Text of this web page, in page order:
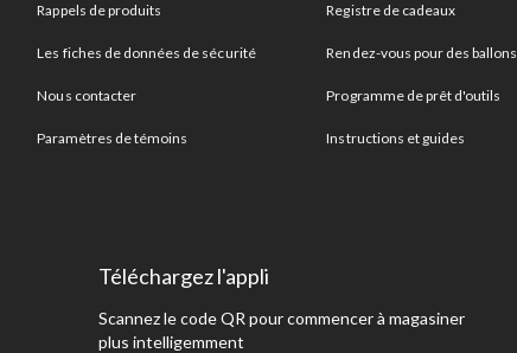
Rappels de produits
Les fiches de données de sécurité
Nous contacter
Paramètres de témoins
Registre de cadeaux
Rendez-vous pour des ballons
Programme de prêt d'outils
Instructions et guides
Téléchargez l'appli
Scannez le code QR pour commencer à magasiner
plus intelligemment